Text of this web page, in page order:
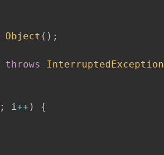
Object ( ) ;
throws InterruptedException
; i++ )
{